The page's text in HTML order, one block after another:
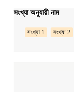
সংখ্যা অনুযায়ী নাম
সংখ্যা 1 সংখ্যা 2